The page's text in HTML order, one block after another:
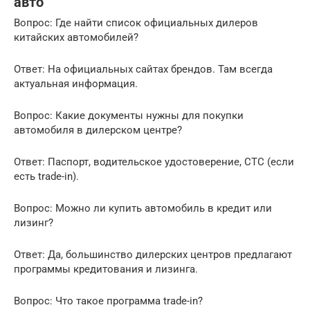
Вопрос: Где найти список официальных дилеров
китайских автомобилей?
Ответ: На официальных сайтах брендов. Там всегда
актуальная информация.
Вопрос: Какие документы нужны для покупки
автомобиля в дилерском центре?
Ответ: Паспорт, водительское удостоверение, СТС (если
есть trade-in).
Вопрос: Можно ли купить автомобиль в кредит или
лизинг?
Ответ: Да, большинство дилерских центров предлагают
программы кредитования и лизинга.
Вопрос: Что такое программа trade-in?